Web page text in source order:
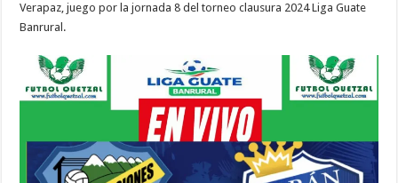
8
Liga
Guate
Banrural
Verapaz, juego por la jornada 8 del torneo clausura 2024 Liga Guate
Banrural.